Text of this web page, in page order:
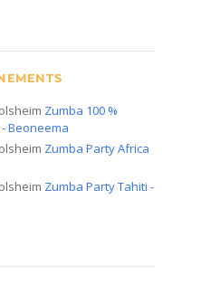
Zumba 100 %
Beoneema
Zumba Party Africa
Zumba Party Tahiti -